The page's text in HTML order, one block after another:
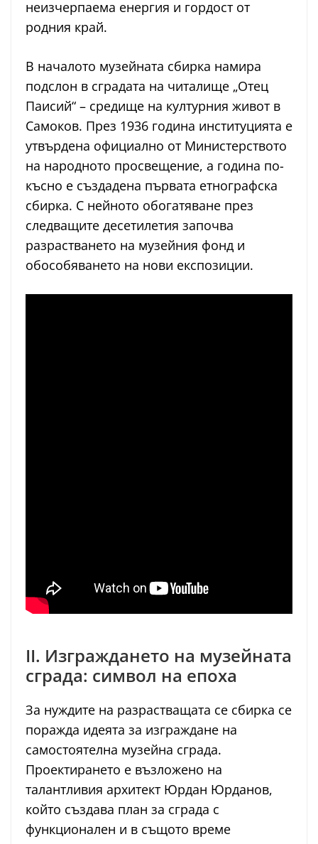
неизчерпаема енергия и гордост от
родния край.
В началото музейната сбирка намира
подслон в сградата на читалище „Отец
Паисий“ – средище на културния живот в
Самоков. През 1936 година институцията е
утвърдена официално от Министерството
на народното просвещение, а година по-
късно е създадена първата етнографска
сбирка. С нейното обогатяване през
следващите десетилетия започва
разрастването на музейния фонд и
обособяването на нови експозиции.
II. Изграждането на музейната
сграда: символ на епоха
За нуждите на разрастващата се сбирка се
поражда идеята за изграждане на
самостоятелна музейна сграда.
Проектирането е възложено на
талантливия архитект Юрдан Юрданов,
който създава план за сграда с
функционален и в същото време